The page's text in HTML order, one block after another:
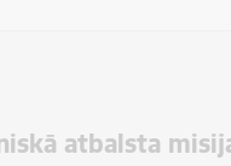
atbalsta